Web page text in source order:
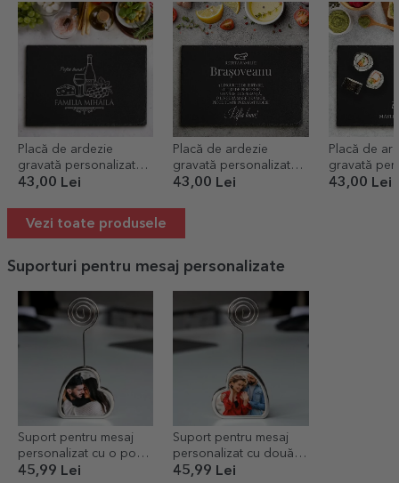
Placă de ardezie
gravată personalizată
cu text - Family
43,00 Lei
Placă de ardezie
gravată personalizată
cu text - Rețeta familiei
43,00 Lei
Placă de
gravată
cu text -
43,00 Lei
Vezi toate produsele
Suporturi pentru mesaj personalizate
Suport pentru mesaj
personalizat cu o poză
și mesaj
45,99 Lei
Suport pentru mesaj
personalizat cu două
poze
45,99 Lei